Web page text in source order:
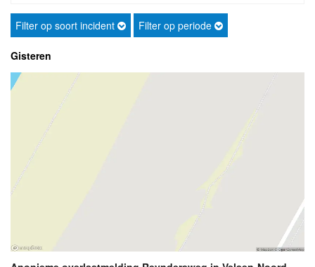
Filter op soort incident Filter op periode
Gisteren